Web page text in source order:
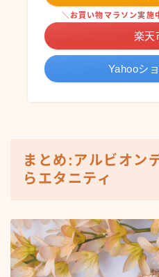
＼お買い物マラソン実施
楽天
Yahooシ
まとめ:アルビオン
らエタニティ